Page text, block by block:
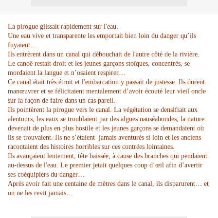
La pirogue glissait rapidement sur l'eau.
Une eau vive et transparente les emportait bien loin du danger qu’ils
fuyaient…
Ils entrèrent dans un canal qui débouchait de l'autre côté de la rivière.
Le canoë restait droit et les jeunes garçons stoïques, concentrés, se
mordaient la langue et n’osaient respirer…
Ce canal était très étroit et l'embarcation y passait de justesse. Ils durent
manœuvrer et se félicitaient mentalement d’avoir écouté leur vieil oncle
sur la façon de faire dans un cas pareil.
Ils pointèrent la pirogue vers le canal. La végétation se densifiait aux
alentours, les eaux se troublaient par des algues nauséabondes, la nature
devenait de plus en plus hostile et les jeunes garçons se demandaient où
ils se trouvaient. Ils ne s’étaient jamais aventurés si loin et les anciens
racontaient des histoires horribles sur ces contrées lointaines.
Ils avançaient lentement, tête baissée, à cause des branches qui pendaient
au-dessus de l'eau. Le premier jetait quelques coup d’œil afin d’avertir
ses coéquipiers du danger…
Après avoir fait une centaine de mètres dans le canal, ils disparurent… et
on ne les revit jamais…